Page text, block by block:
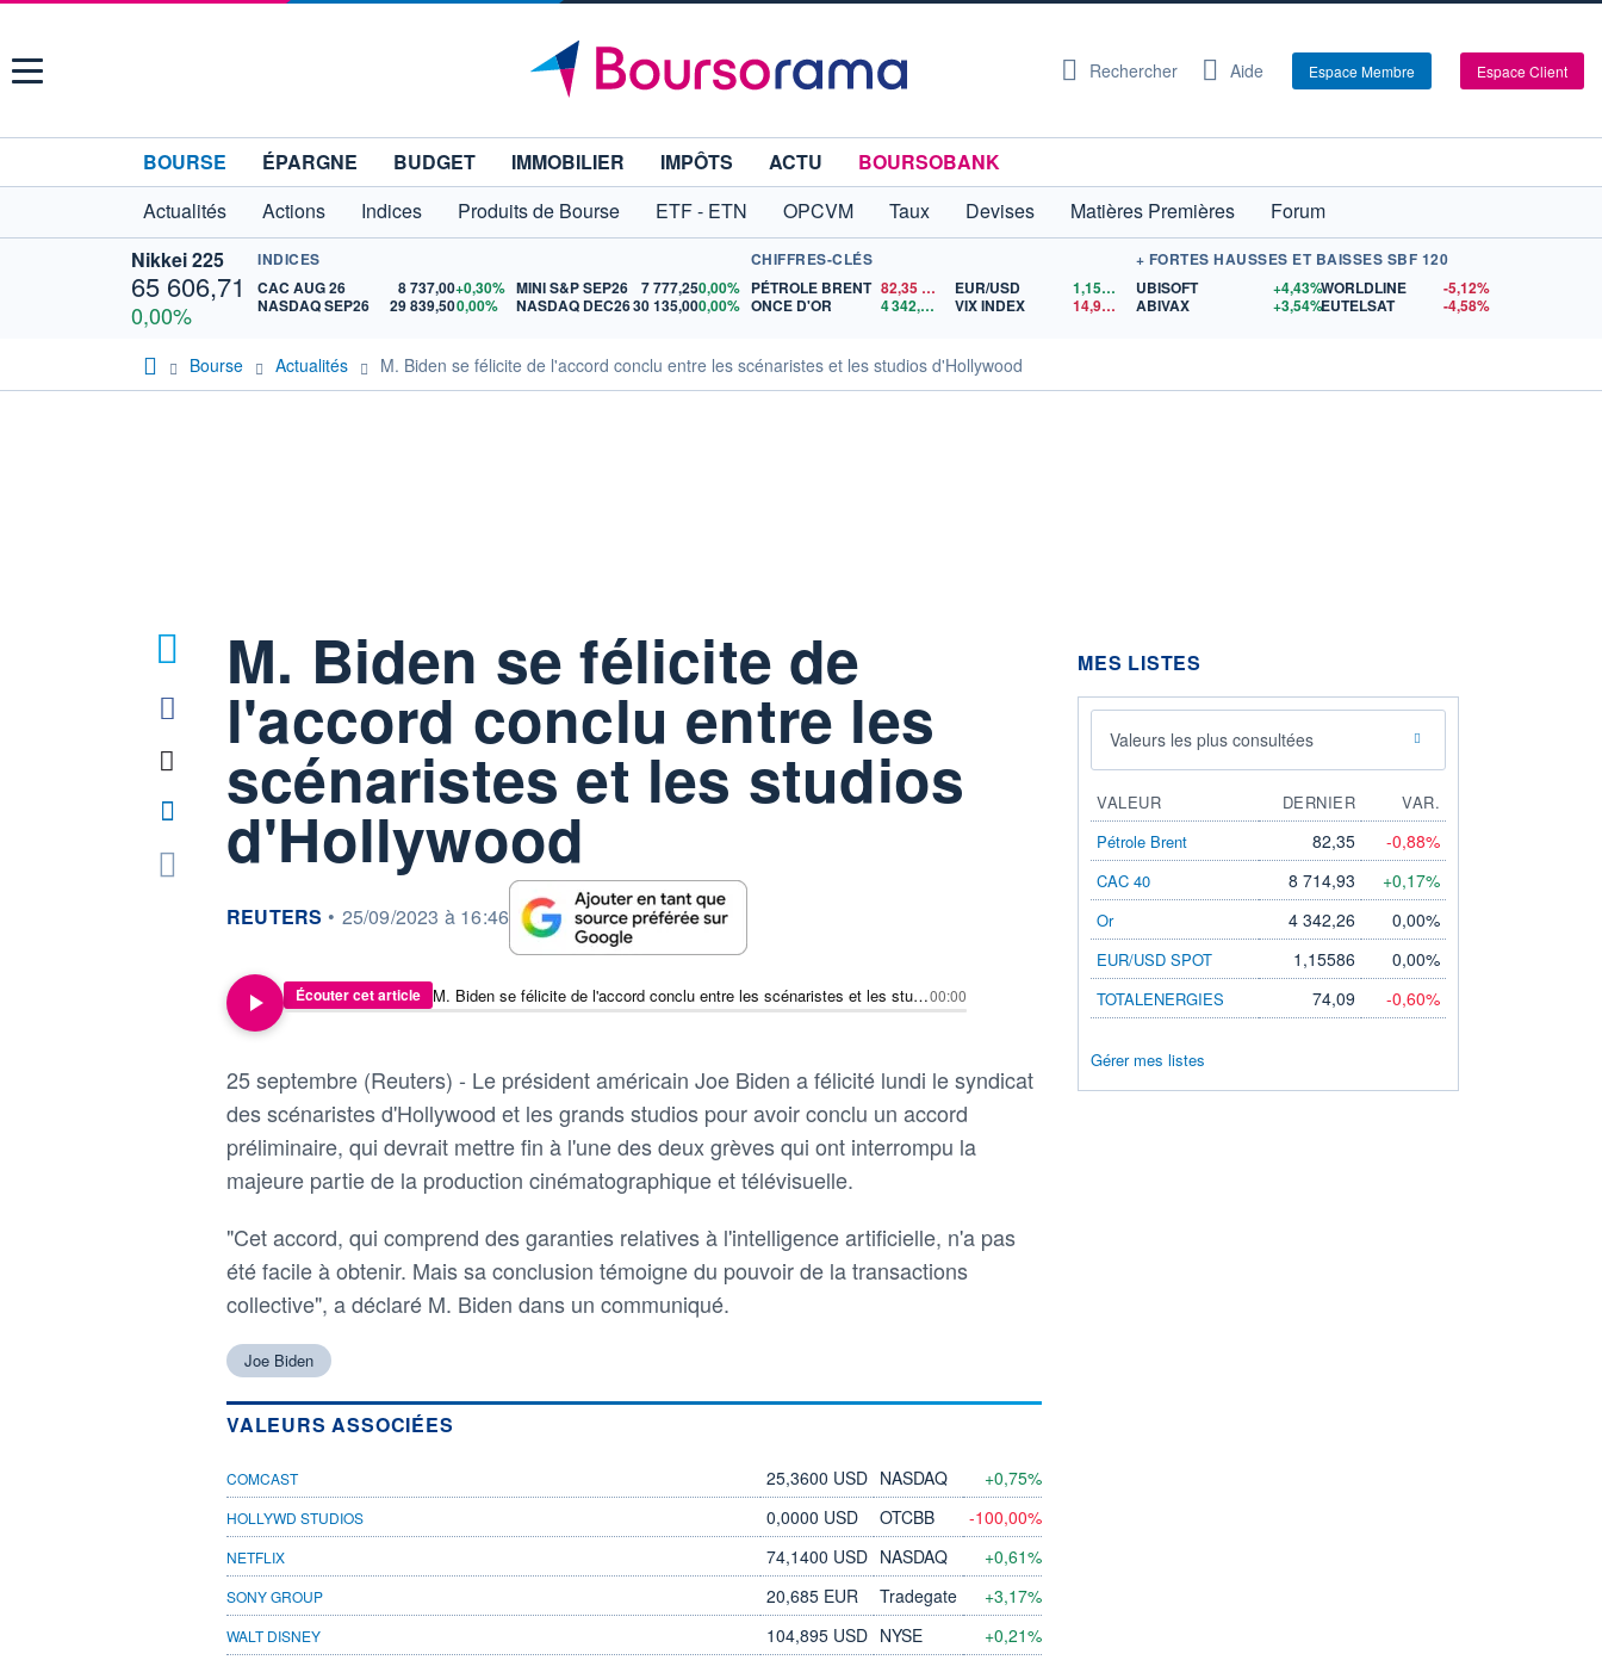
Menu Rechercher Aide Espace Membre Espace Client
BOURSE ÉPARGNE BUDGET IMMOBILIER IMPÔTS ACTU
BOURSOBANK
Actualités
Actions Indices Produits de Bourse ETF - ETN OPCVM Taux Devises Matières Premières
Forum
Nikkei 225
65 606,71
0,00%
INDICES
CAC AUG 26
8 737,00+0,30%
NASDAQ SEP26
29 839,500,00%
MINI S&P SEP26 7 777,250,00%
NASDAQ DEC2630 135,000,00%
CHIFFRES-CLÉS
PÉTROLE BRENT 82,35
ONCE D'OR
4 342,26 $US
EUR/USD 1,1559
$US
VIX INDEX
14,90$US
+ FORTES HAUSSES ET BAISSES SBF 120
UBISOFT
+4,43%
ABIVAX
+3,54%
WORLDLINE
-5,12%
EUTELSAT
-4,58%
Bourse Actualités M. Biden se félicite de l'accord conclu entre les scénaristes et les studios d'Hollywood
M. Biden se félicite de
l'accord conclu entre les
scénaristes et les studios
d'Hollywood
information fournie par
REUTERS • 25/09/2023 à 16:46
Écouter cet article M. Biden se félicite de l'accord conclu entre les scénaristes et les studios d'Hollywood00:00
25 septembre (Reuters) - Le président américain Joe Biden a félicité lundi le syndicat
des scénaristes d'Hollywood et les grands studios pour avoir conclu un accord
préliminaire, qui devrait mettre fin à l'une des deux grèves qui ont interrompu la
majeure partie de la production cinématographique et télévisuelle.
"Cet accord, qui comprend des garanties relatives à l'intelligence artificielle, n'a pas
été facile à obtenir. Mais sa conclusion témoigne du pouvoir de la transactions
collective", a déclaré M. Biden dans un communiqué.
Joe Biden
VALEURS ASSOCIÉES
COMCAST 25,3600 USD NASDAQ +0,75%
HOLLYWD STUDIOS 0,0000 USD OTCBB -100,00%
NETFLIX 74,1400 USD NASDAQ +0,61%
SONY GROUP 20,685 EUR Tradegate +3,17%
WALT DISNEY 104,895 USD NYSE +0,21%
MES LISTES
Valeurs les plus consultées
VALEUR DERNIER
VAR.
Pétrole Brent
82,35 -0,88%
CAC 40 8 714,93 +0,17%
Or 4 342,26 0,00%
EUR/USD SPOT 1,15586 0,00%
TOTALENERGIES 74,09 -0,60%
Gérer mes listes